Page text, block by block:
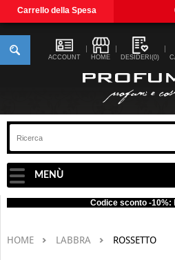
Carrello della Spesa
ACCOUNT HOME DESIDERI(0)
MENÙ
Codice sconto -10%:
HOME LABBRA ROSSETTO